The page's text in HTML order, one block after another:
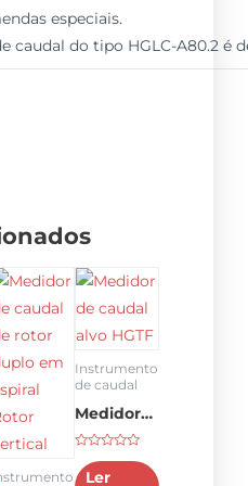
especiais.
caudal do tipo HGLC-A80.2 é
Instrumento
de caudal
Medidor
de caudal
alvo HGTF
Classificado
como
0
Ler